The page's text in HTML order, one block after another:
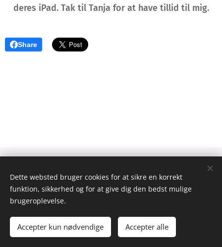
deres iPad. Tak til Tanja for at have tillid til mig.
Share
Mandag - fredag: 10.00 - 18.00
Søndag: 10:00 - 18:00
CVR. Nr. - 34369240
Dette websted bruger cookies for at sikre en korrekt
funktion, sikkerhed og for at give dig den bedst mulige
brugeroplevelse.
Accepter kun nødvendige Accepter alle